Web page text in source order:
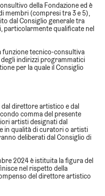
della Fondazione ed è
membri (compresi tra 3 e 5),
dal Consiglio generale tra
particolarmente qualificate nel
funzione tecnico-consultiva
indirizzi programmatici
per la quale il Consiglio
dal direttore artistico e dal
comma del presente
artisti designati dal
in qualità di curatori o artisti
deliberati dal Consiglio di
2024 è istituita la figura del
nel rispetto della
del direttore artistico